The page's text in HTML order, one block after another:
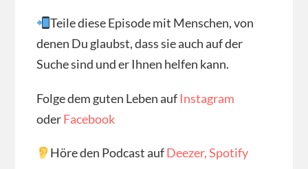
Teile diese Episode mit Menschen, von
denen Du glaubst, dass sie auch auf der
Suche sind und er Ihnen helfen kann.
Folge dem guten Leben aufInstagram
oderFacebook
Höre den Podcast aufDeezer,Spotify